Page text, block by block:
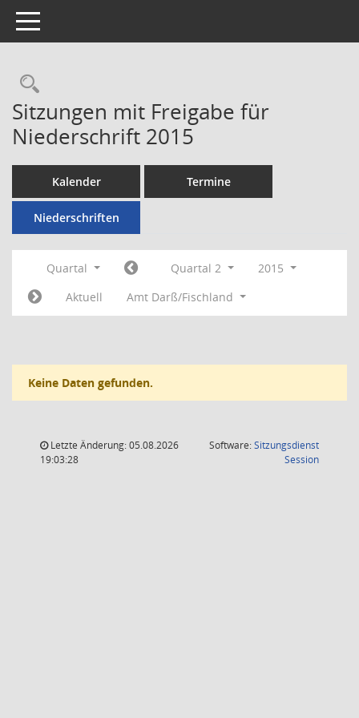
Toggle navigation
Rechercheauswahl
Sitzungen mit Freigabe für
Niederschrift 2015
Kalender Termine
Niederschriften
Quartal Quartal 2
2015
Aktuell
Amt Darß/Fischland
Keine Daten gefunden.
Letzte Änderung: 05.08.2026
19:03:28
Software:Sitzungsdienst
Session(Wird in